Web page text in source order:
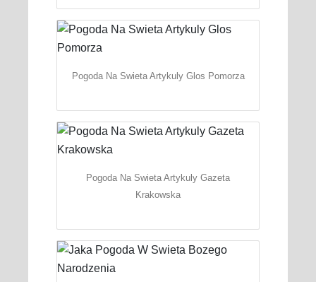
Pogoda Na Swieta Artykuly Glos Pomorza
Pogoda Na Swieta Artykuly Gazeta
Krakowska